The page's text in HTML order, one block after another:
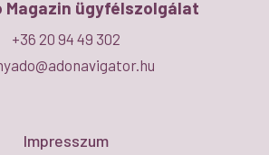
Magazin ügyfélszolgálat
+36 20 94 49 302
Impresszum